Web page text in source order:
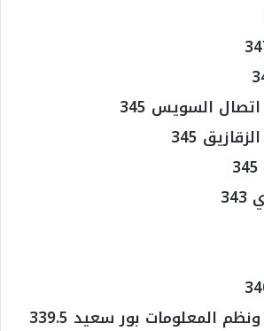
السويس 345
345
المعلومات بور سعيد 339.5